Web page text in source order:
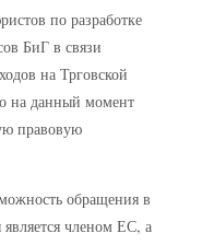
по разработке
БиГ в связи
на Трговской
на данный момент
правовую
обращения в
членом ЕС, а